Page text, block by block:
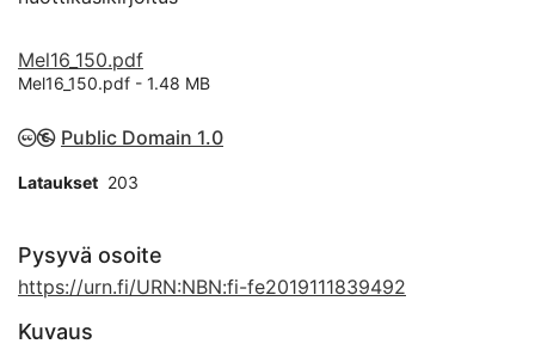
Mel16_150.pdf
Mel16_150.pdf - 1.48 MB
Public Domain 1.0
Lataukset 203
Pysyvä osoite
https://urn.fi/URN:NBN:fi-fe2019111839492
Kuvaus